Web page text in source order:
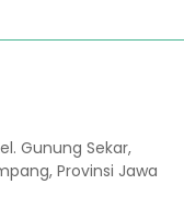
Gunung Sekar,
Provinsi Jawa